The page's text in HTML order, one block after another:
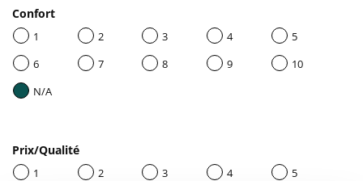
Confort
1 2 3 4
5
6
7 8 9
10
N/A
Prix/Qualité
1 2 3 4
5